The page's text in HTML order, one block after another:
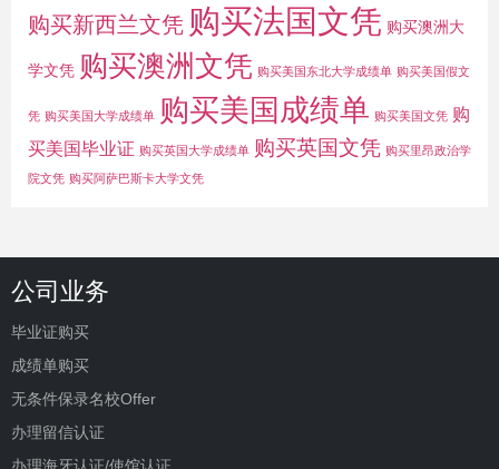
购买新西兰文凭 购买法国文凭 购买澳洲大
学文凭 购买澳洲文凭 购买美国东北大学成绩单 购买美国假文
凭 购买美国大学成绩单 购买美国成绩单 购买美国文凭 购
买美国毕业证 购买英国大学成绩单 购买英国文凭 购买里昂政治学
院文凭 购买阿萨巴斯卡大学文凭
公司业务
毕业证购买
成绩单购买
无条件保录名校Offer
办理留信认证